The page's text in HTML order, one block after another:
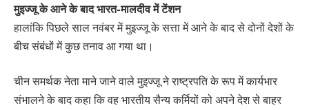
मुइज्जू के आने के बाद भारत-मालदीव में टेंशन
हालांकि पिछले साल नवंबर में मुइज्जू के सत्ता में आने के बाद से दोनों देशों के
बीच संबंधों में कुछ तनाव आ गया था।
चीन समर्थक नेता माने जाने वाले मुइज्जू ने राष्ट्रपति के रूप में कार्यभार
संभालने के बाद कहा कि वह भारतीय सैन्य कर्मियों को अपने देश से बाहर